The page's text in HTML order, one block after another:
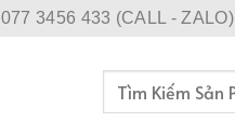
077 3456 433 (CALL - ZALO)
Tìm
kiếm: